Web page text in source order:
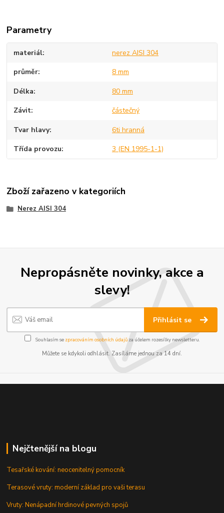
Parametry
materiál nerez AISI 304
průměr 8 mm
Délka 80 mm
Závit částečný
Tvar hlavy 6ti hranná
Třída provozu 3 (EN 1995-1-1)
Zboží zařazeno v kategoriích
Nerez AISI 304
Nepropásněte novinky, akce a
slevy!
Přihlásit se
Souhlasím se zpracováním osobních údajůza účelem rozesílky newsletteru.
Můžete se kdykoli odhlásit. Zasíláme jednou za 14 dní.
Nejčtenější na blogu
Tesařské kování: neocenitelný pomocník
Terasové vruty: moderní základ pro vaši terasu
Vruty: Nenápadní hrdinové pevných spojů